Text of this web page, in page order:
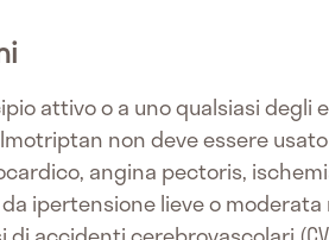
attivo o a uno qualsiasi
non deve essere
angina pectoris,
ipertensione lieve o